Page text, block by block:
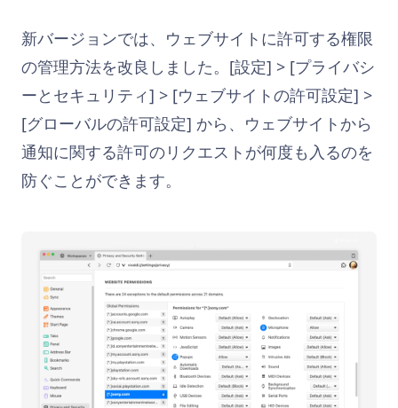
新バージョンでは、ウェブサイトに許可する権限
の管理方法を改良しました。[設定] > [プライバシ
ーとセキュリティ] > [ウェブサイトの許可設定] >
[グローバルの許可設定] から、ウェブサイトから
通知に関する許可のリクエストが何度も入るのを
防ぐことができます。